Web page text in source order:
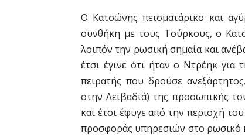
Ο Κατσώνης πεισματάρικο και
συνθήκη με τους Τούρκους, ο
λοιπόν την ρωσική σημαία και
έτσι έγινε ότι ήταν ο Ντρέηκ
πειρατής που δρούσε
στην Λειβαδιά) της προσωπικής
και έτσι έφυγε από την περιοχή
προσφοράς υπηρεσιών στο ρωσικό